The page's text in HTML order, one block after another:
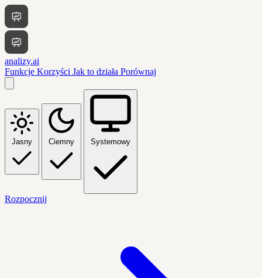
analizy.ai
Funkcje Korzyści Jak to działa Porównaj
Jasny Ciemny Systemowy
Rozpocznij